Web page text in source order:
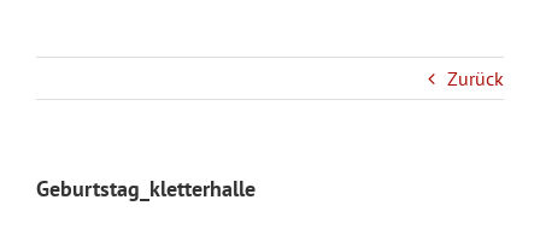
Zurück
Geburtstag_kletterhalle